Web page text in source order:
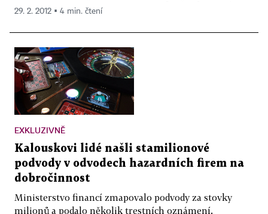
29. 2. 2012 ▪ 4 min. čtení
EXKLUZIVNĚ
Kalouskovi lidé našli stamilionové
podvody v odvodech hazardních firem na
dobročinnost
Ministerstvo financí zmapovalo podvody za stovky
milionů a podalo několik trestních oznámení.